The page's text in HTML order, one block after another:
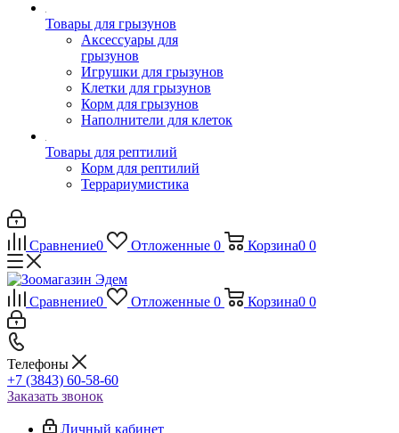
Товары для грызунов
Аксессуары для
грызунов
Игрушки для грызунов
Клетки для грызунов
Корм для грызунов
Наполнители для клеток
Товары для рептилий
Корм для рептилий
Террариумистика
Сравнение0 Отложенные 0 Корзина0 0
Сравнение0 Отложенные 0 Корзина0 0
Телефоны
+7 (3843) 60-58-60
Заказать звонок
Личный кабинет